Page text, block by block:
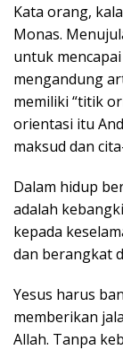
Kata orang,
Monas.
untuk
mengandung
memiliki “titik
orientasi itu
maksud dan
Dalam hidup
adalah
kepada
dan berangkat
Yesus harus
memberikan
Allah. Tanpa